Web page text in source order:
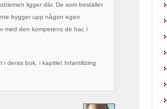
ligger där. De som beställer
bygger upp någon egen
med den kompetens de har, i
i deras bok, i kapitlet Infantilizing